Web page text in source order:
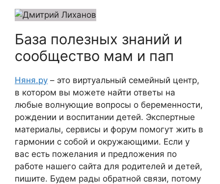
База полезных знаний и
сообщество мам и пап
Няня.ру – это виртуальный семейный центр,
в котором вы можете найти ответы на
любые волнующие вопросы о беременности,
рождении и воспитании детей. Экспертные
материалы, сервисы и форум помогут жить в
гармонии с собой и окружающими. Если у
вас есть пожелания и предложения по
работе нашего сайта для родителей и детей,
пишите. Будем рады обратной связи, потому